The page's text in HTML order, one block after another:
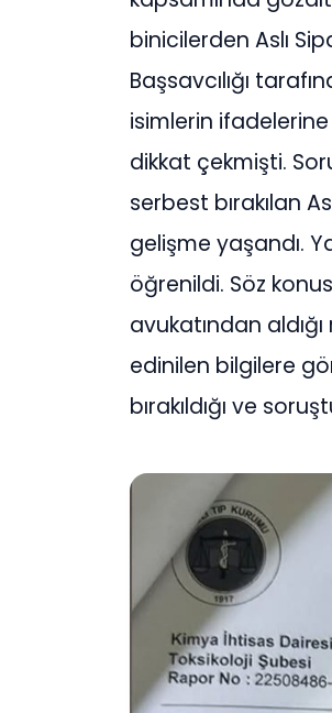
binicilerden Aslı
Başsavcılığı
isimlerin
dikkat çekmişti.
serbest bırakılan
gelişme yaşandı.
öğrenildi. Söz
avukatından
edinilen bilgilere
bırakıldığı ve